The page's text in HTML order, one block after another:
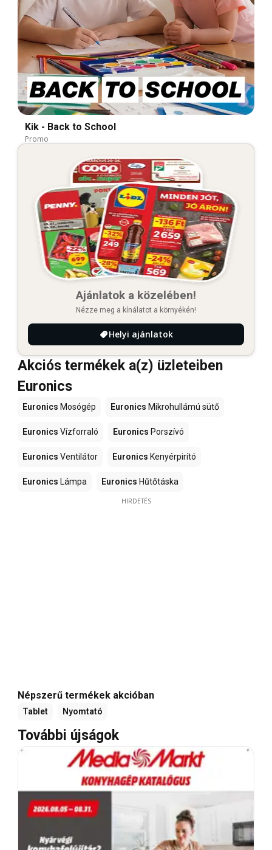
Kik - Back to School
Promo
Ajánlatok a közelében!
Nézze meg a kínálatot a környékén!
Helyi ajánlatok
Akciós termékek a(z) üzleteiben
Euronics
Euronics Mosógép Euronics Mikrohullámú sütő
Euronics Vízforraló Euronics Porszívó
Euronics Ventilátor Euronics Kenyérpirító
Euronics Lámpa Euronics Hűtőtáska
HIRDETÉS
Népszerű termékek akcióban
Tablet Nyomtató
További újságok